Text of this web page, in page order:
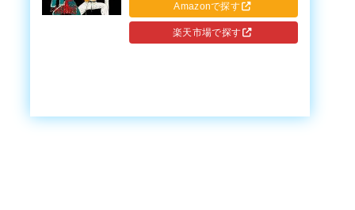
Amazonで探す
楽天市場で探す